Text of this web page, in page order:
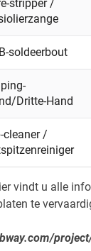
stripper /
soldeerbout
Dritte-Hand
cleaner /
vindt u alle
te